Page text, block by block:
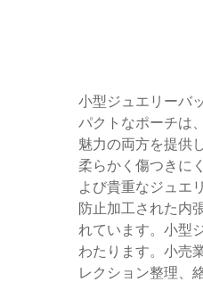
小型ジュエリーバ
パクトなポーチは
魅力の両方を提供
柔らかく傷つきに
よび貴重なジュエ
防止加工された内
れています。小型
わたります。小売
レクション整理、